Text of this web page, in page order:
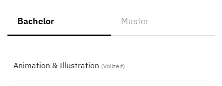
Bachelor Master
Animation & Illustration (Vollzeit)